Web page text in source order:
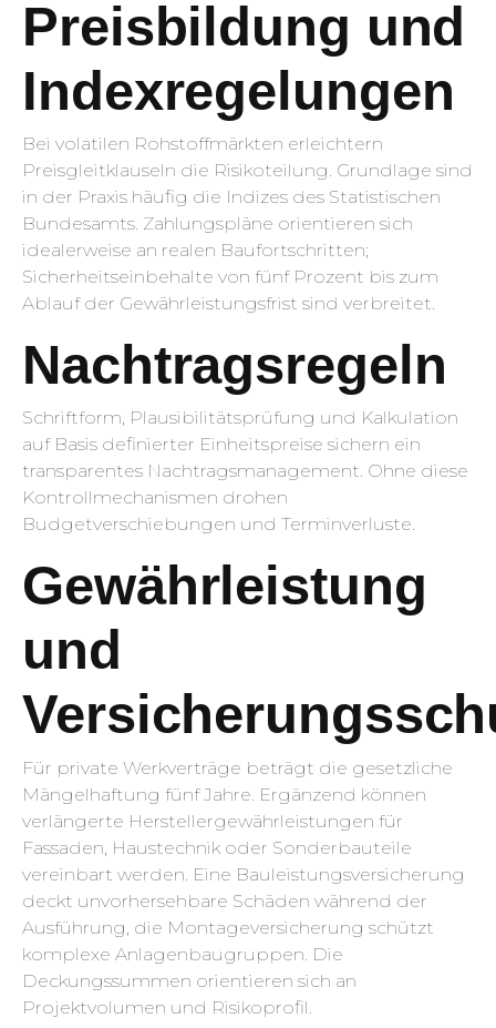
Preisbildung und
Indexregelungen
Bei volatilen Rohstoffmärkten erleichtern
Preisgleitklauseln die Risikoteilung. Grundlage sind
in der Praxis häufig die Indizes des Statistischen
Bundesamts. Zahlungspläne orientieren sich
idealerweise an realen Baufortschritten;
Sicherheits­einbehalte von fünf Prozent bis zum
Ablauf der Gewährleistungsfrist sind verbreitet.
Nachtragsregeln
Schriftform, Plausibilitätsprüfung und Kalkulation
auf Basis definierter Einheitspreise sichern ein
transparentes Nachtragsmanagement. Ohne diese
Kontrollmechanismen drohen
Budgetverschiebungen und Terminverluste.
Gewährleistung
und
Für private Werkverträge beträgt die gesetzliche
Mängelhaftung fünf Jahre. Ergänzend können
verlängerte Herstellergewährleistungen für
Fassaden, Haustechnik oder Sonderbauteile
vereinbart werden. Eine Bauleistungsversicherung
deckt unvorhersehbare Schäden während der
Ausführung, die Montageversicherung schützt
komplexe Anlagenbaugruppen. Die
Deckungssummen orientieren sich an
Projektvolumen und Risikoprofil.